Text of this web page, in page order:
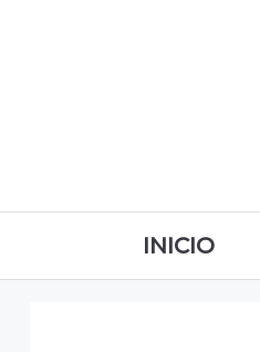
INICIO